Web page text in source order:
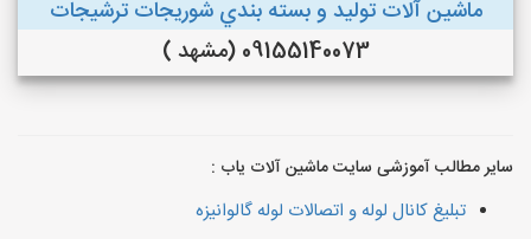
ماشین آلات توليد و بسته بندي شوريجات ترشيجات
09155140073 (مشهد )
سایر مطالب آموزشی سایت ماشین آلات یاب :
تبلیغ کانال لوله و اتصالات لوله گالوانیزه